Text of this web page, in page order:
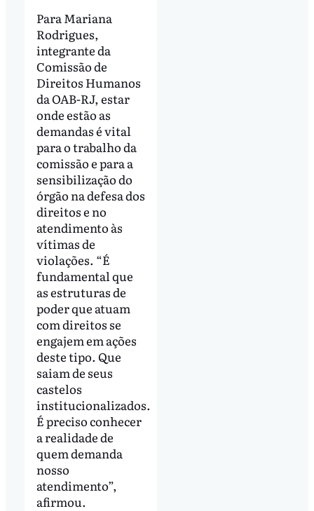
Para Mariana
Rodrigues,
integrante da
Comissão de
Direitos Humanos
da OAB-RJ, estar
onde estão as
demandas é vital
para o trabalho da
comissão e para a
sensibilização do
órgão na defesa dos
direitos e no
atendimento às
vítimas de
violações. “É
fundamental que
as estruturas de
poder que atuam
com direitos se
engajem em ações
deste tipo. Que
saiam de seus
castelos
institucionalizados.
É preciso conhecer
a realidade de
quem demanda
nosso
atendimento”,
afirmou.